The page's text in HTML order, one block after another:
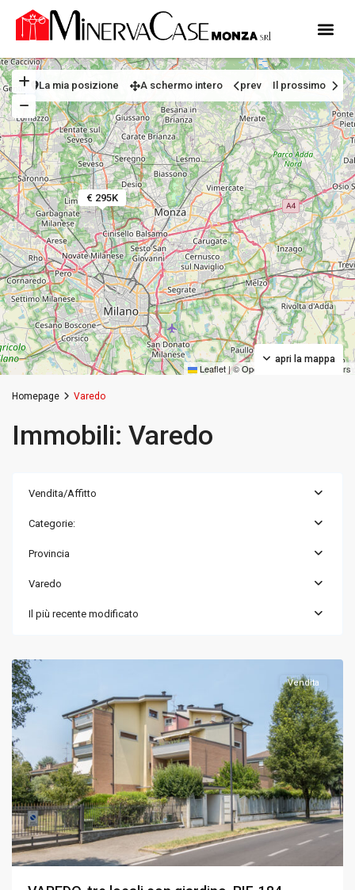
€ 295K
Leaflet |©OpenStreetMap contributors
apri la mappa
La mia posizione A schermo intero prev Il prossimo
Homepage Varedo
Immobili: Varedo
Vendita/Affitto
Categorie:
Provincia
Varedo
Il più recente modificato
Varedo
Monza
Vendita